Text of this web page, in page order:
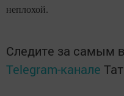
неплохой.
Следите за самым
Telegram-канале